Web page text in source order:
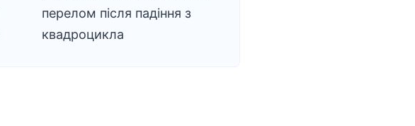
перелом після падіння з
квадроцикла